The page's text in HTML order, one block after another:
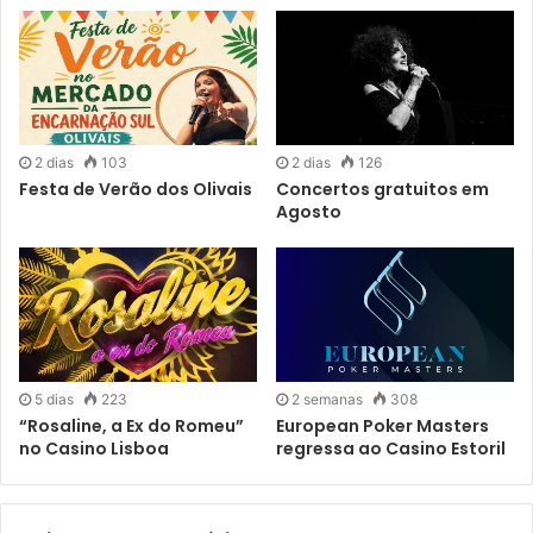
elenco do espectáculo de teatro musical “Jersey Tones”,
tendo regressado, recentemente, aos palcos nacionais.
Raquel Martins nos dias 3 e 18
2 dias 103
Festa de Verão dos Olivais
2 dias 126
Concertos gratuitos em
Agosto
5 dias 223
“Rosaline, a Ex do Romeu”
no Casino Lisboa
2 semanas 308
European Poker Masters
regressa ao Casino Estoril